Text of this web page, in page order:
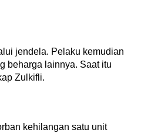
jendela. Pelaku kemudian
beharga lainnya. Saat itu
Zulkifli.
kehilangan satu unit